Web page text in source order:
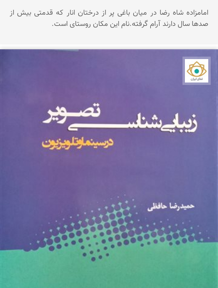
امامزاده شاه رضا در میان باغی پر از درختان انار كه قدمتی بیش از
صدها سال دارند آرام گرفته.نام این مكان روستای است.